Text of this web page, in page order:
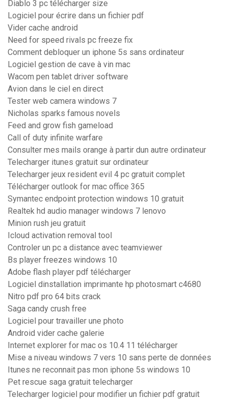
Diablo 3 pc télécharger size
Logiciel pour écrire dans un fichier pdf
Vider cache android
Need for speed rivals pc freeze fix
Comment debloquer un iphone 5s sans ordinateur
Logiciel gestion de cave à vin mac
Wacom pen tablet driver software
Avion dans le ciel en direct
Tester web camera windows 7
Nicholas sparks famous novels
Feed and grow fish gameload
Call of duty infinite warfare
Consulter mes mails orange à partir dun autre ordinateur
Telecharger itunes gratuit sur ordinateur
Telecharger jeux resident evil 4 pc gratuit complet
Télécharger outlook for mac office 365
Symantec endpoint protection windows 10 gratuit
Realtek hd audio manager windows 7 lenovo
Minion rush jeu gratuit
Icloud activation removal tool
Controler un pc a distance avec teamviewer
Bs player freezes windows 10
Adobe flash player pdf télécharger
Logiciel dinstallation imprimante hp photosmart c4680
Nitro pdf pro 64 bits crack
Saga candy crush free
Logiciel pour travailler une photo
Android vider cache galerie
Internet explorer for mac os 10.4 11 télécharger
Mise a niveau windows 7 vers 10 sans perte de données
Itunes ne reconnait pas mon iphone 5s windows 10
Pet rescue saga gratuit telecharger
Telecharger logiciel pour modifier un fichier pdf gratuit